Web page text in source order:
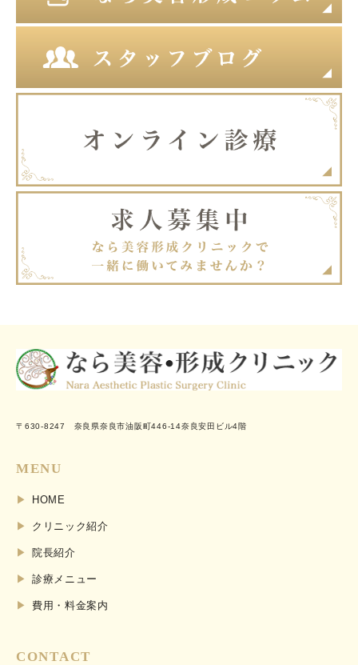
〒630-8247 奈良県奈良市油阪町446-14奈良安田ビル4階
MENU
HOME
クリニック紹介
院長紹介
診療メニュー
費用・料金案内
CONTACT